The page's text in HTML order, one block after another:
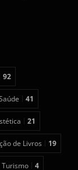
92
41
21
de Livros 19
Turismo 4